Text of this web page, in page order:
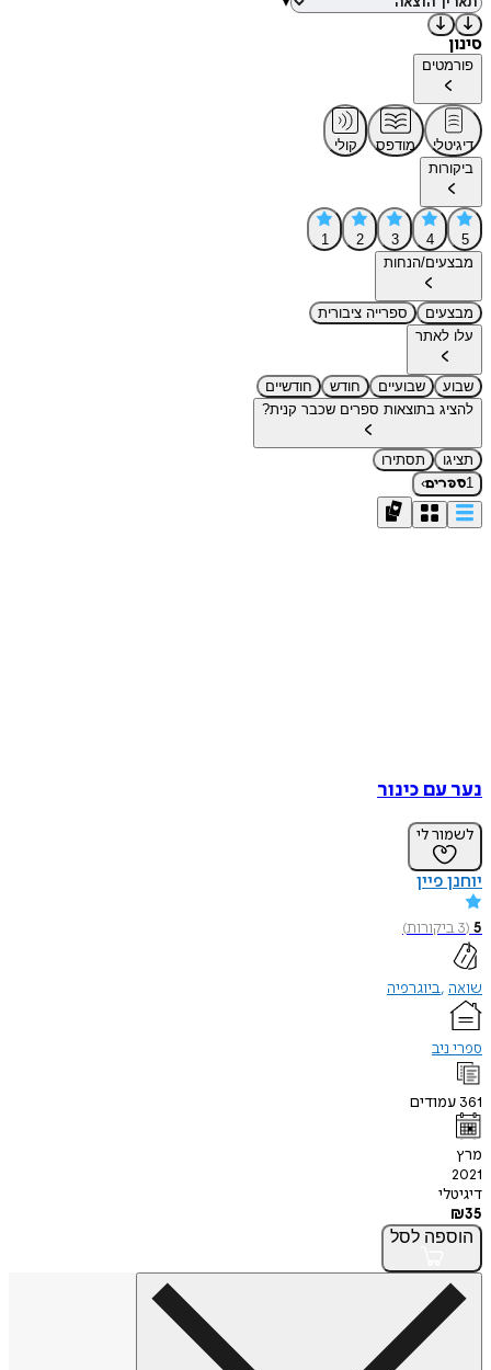
סינון
פורמטים
דיגיטלי מודפס
קולי
ביקורות
5
4
3
2
1
מבצעים/הנחות
מבצעים
ספרייה ציבורית
עלו לאתר
שבוע שבועיים חודש
חודשיים
להציג בתוצאות ספרים שכבר קנית?
תציגו
תסתירו
1ספרים›
נער עם כינור
לשמור לי
יוחנן פיין
5
(
3ביקורות)
שואה ביוגרפיה
ספרי ניב
361 עמודים
מרץ
2021
דיגיטלי
₪35
הוספה לסל